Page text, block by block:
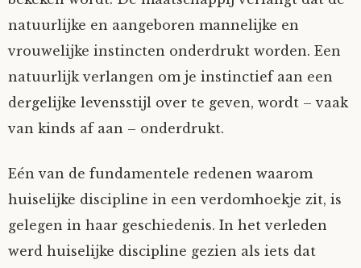
natuurlijke en aangeboren mannelijke en
vrouwelijke instincten onderdrukt worden. Een
natuurlijk verlangen om je instinctief aan een
dergelijke levensstijl over te geven, wordt – vaak
van kinds af aan – onderdrukt.
Eén van de fundamentele redenen waarom
huiselijke discipline in een verdomhoekje zit, is
gelegen in haar geschiedenis. In het verleden
werd huiselijke discipline gezien als iets dat